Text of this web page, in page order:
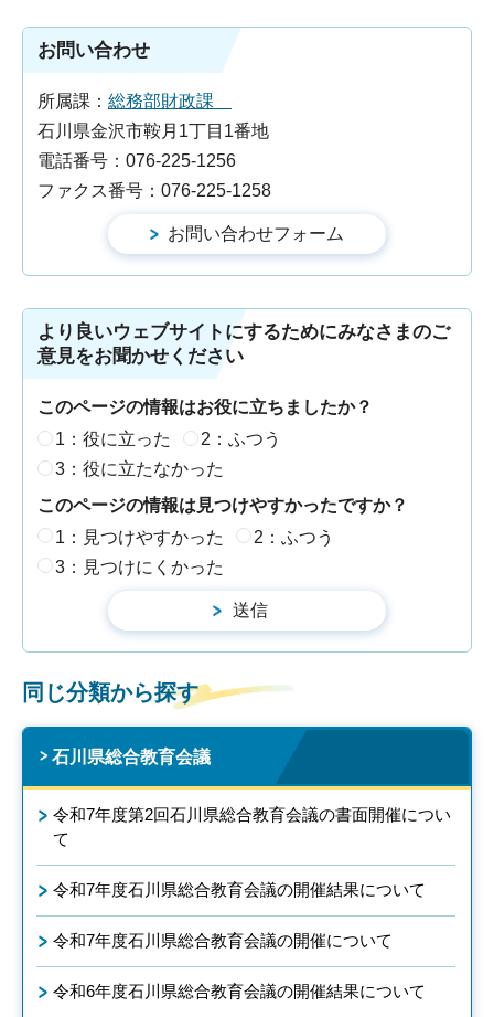
お問い合わせ
所属課： 総務部財政課
石川県金沢市鞍月1丁目1番地
電話番号：076-225-1256
ファクス番号：076-225-1258
より良いウェブサイトにするためにみなさまのご
意見をお聞かせください
このページの情報はお役に立ちましたか？
1：役に立った
2：ふつう
3：役に立たなかった
このページの情報は見つけやすかったですか？
1：見つけやすかった
2：ふつう
3：見つけにくかった
同じ分類から探す
石川県総合教育会議
令和7年度第2回石川県総合教育会議の書面開催につい
て
令和7年度石川県総合教育会議の開催結果について
令和7年度石川県総合教育会議の開催について
令和6年度石川県総合教育会議の開催結果について